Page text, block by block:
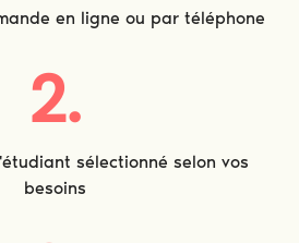
en ligne ou par téléphone
2.
sélectionné selon vos
besoins